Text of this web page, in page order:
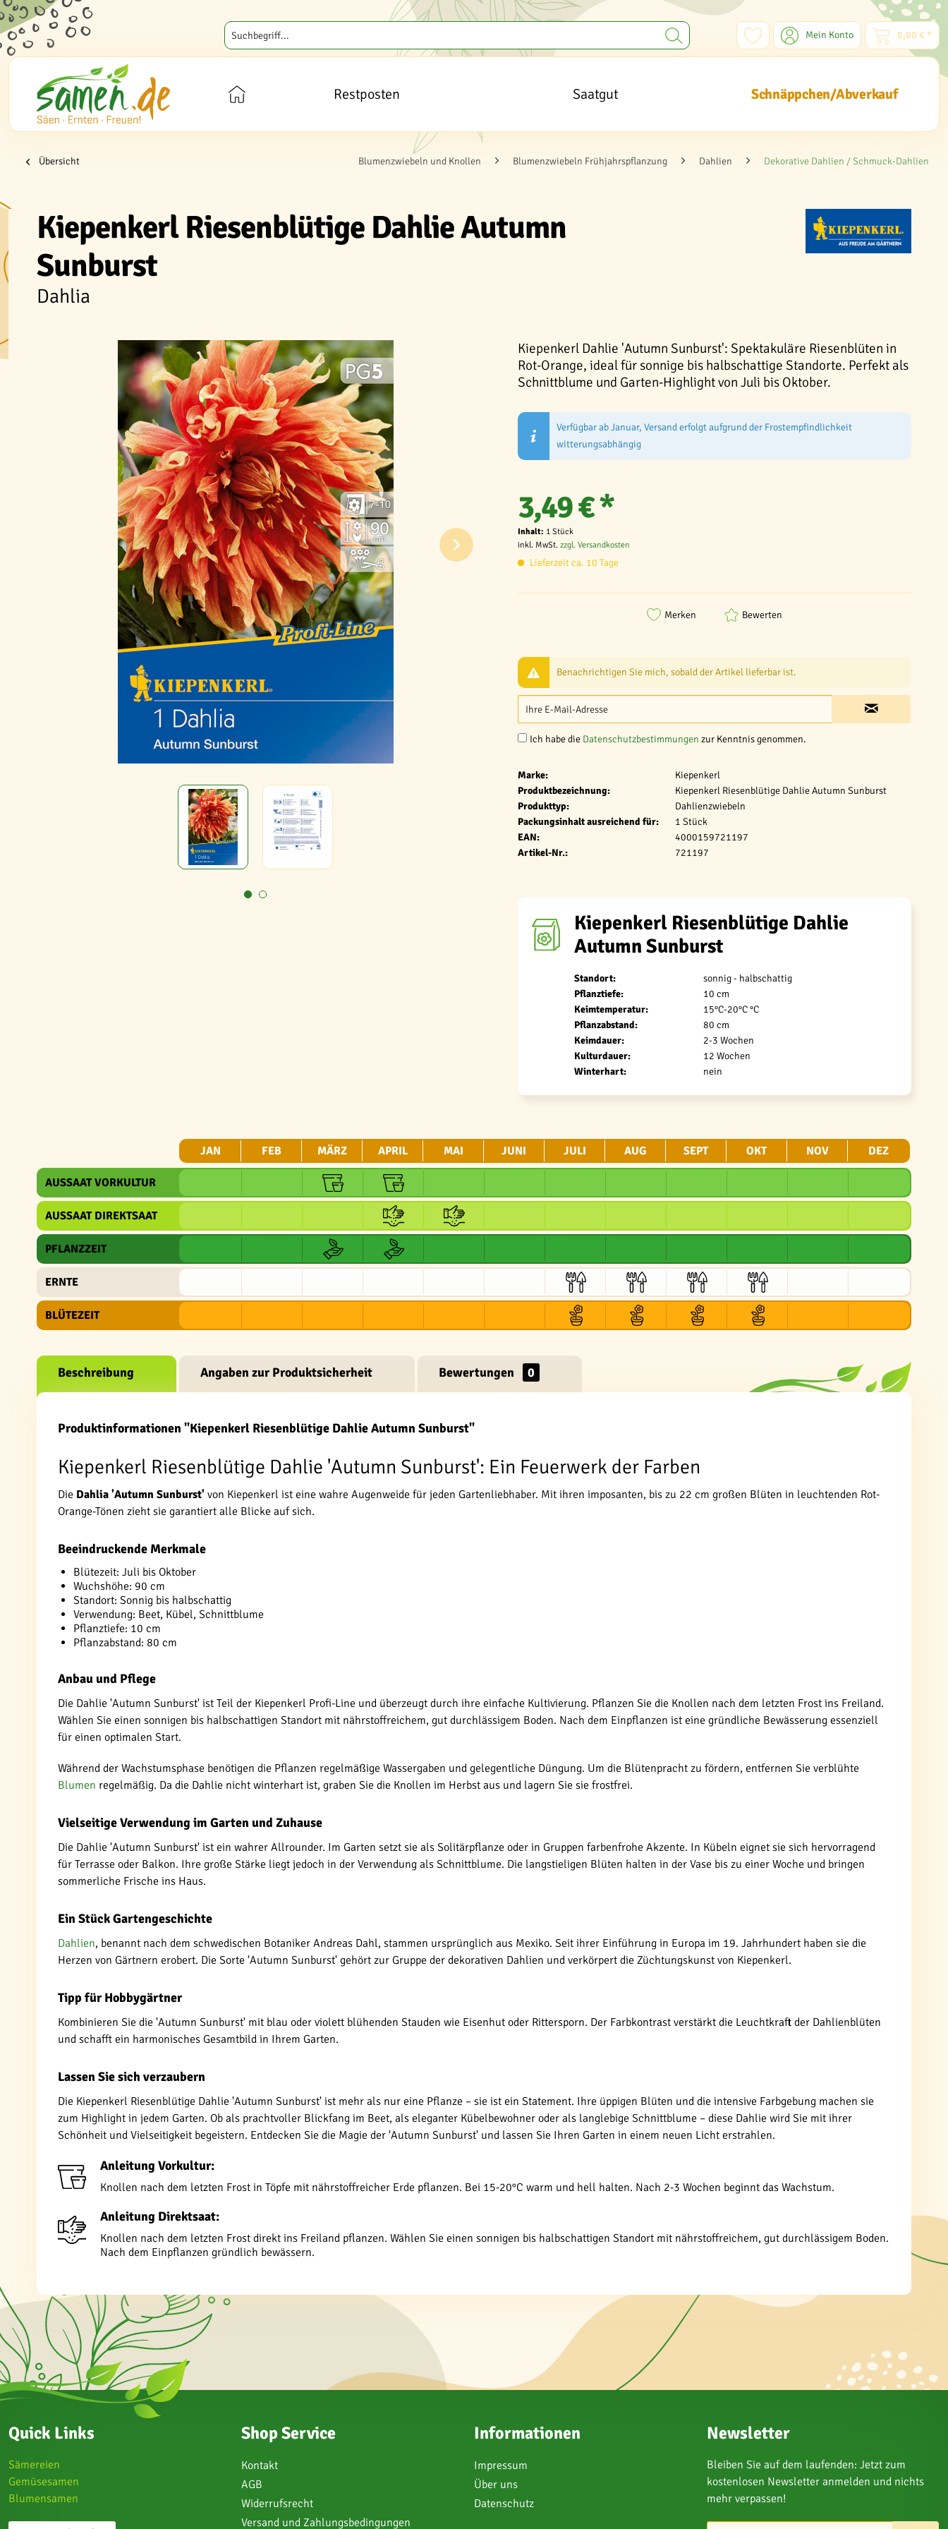
Mein Konto 0,00 € *
Restposten Saatgut Schnäppchen/Abverkauf
Übersicht Blumenzwiebeln und Knollen Blumenzwiebeln Frühjahrspflanzung Dahlien Dekorative Dahlien / Schmuck-Dahlien
Kiepenkerl Riesenblütige Dahlie Autumn
Sunburst
Dahlia
Kiepenkerl Dahlie 'Autumn Sunburst': Spektakuläre Riesenblüten in
Rot-Orange, ideal für sonnige bis halbschattige Standorte. Perfekt als
Schnittblume und Garten-Highlight von Juli bis Oktober.
Verfügbar ab Januar, Versand erfolgt aufgrund der Frostempfindlichkeit
witterungsabhängig
Benachrichtigen Sie mich, sobald der Artikel lieferbar ist.
Ich habe die Datenschutzbestimmungen zur Kenntnis genommen.
Marke:
Kiepenkerl
Produktbezeichnung:
Kiepenkerl Riesenblütige Dahlie Autumn Sunburst
Produkttyp:
Dahlienzwiebeln
Packungsinhalt ausreichend für:
1 Stück
EAN:
4000159721197
Artikel-Nr.:
721197
3,49 € *
Inhalt: 1 Stück
inkl. MwSt. zzgl. Versandkosten
Lieferzeit ca. 10 Tage
Merken Bewerten
Kiepenkerl Riesenblütige Dahlie
Autumn Sunburst
Standort:
sonnig - halbschattig
Pflanztiefe:
10 cm
Keimtemperatur:
15°C-20°C °C
Pflanzabstand:
80 cm
Keimdauer:
2-3 Wochen
Kulturdauer:
12 Wochen
Winterhart:
nein
JAN FEB MÄRZ APRIL MAI JUNI JULI AUG SEPT OKT NOV DEZ
AUSSAAT VORKULTUR
AUSSAAT DIREKTSAAT
PFLANZZEIT
ERNTE
BLÜTEZEIT
Beschreibung Angaben zur Produktsicherheit Bewertungen 0
Produktinformationen "Kiepenkerl Riesenblütige Dahlie Autumn Sunburst"
Kiepenkerl Riesenblütige Dahlie 'Autumn Sunburst': Ein Feuerwerk der Farben
Die Dahlia 'Autumn Sunburst' von Kiepenkerl ist eine wahre Augenweide für jeden Gartenliebhaber. Mit ihren imposanten, bis zu 22 cm großen Blüten in leuchtenden Rot-
Orange-Tönen zieht sie garantiert alle Blicke auf sich.
Beeindruckende Merkmale
Blütezeit: Juli bis Oktober
Wuchshöhe: 90 cm
Standort: Sonnig bis halbschattig
Verwendung: Beet, Kübel, Schnittblume
Pflanztiefe: 10 cm
Pflanzabstand: 80 cm
Anbau und Pflege
Die Dahlie 'Autumn Sunburst' ist Teil der Kiepenkerl Profi-Line und überzeugt durch ihre einfache Kultivierung. Pflanzen Sie die Knollen nach dem letzten Frost ins Freiland.
Wählen Sie einen sonnigen bis halbschattigen Standort mit nährstoffreichem, gut durchlässigem Boden. Nach dem Einpflanzen ist eine gründliche Bewässerung essenziell
für einen optimalen Start.
Während der Wachstumsphase benötigen die Pflanzen regelmäßige Wassergaben und gelegentliche Düngung. Um die Blütenpracht zu fördern, entfernen Sie verblühte
Blumen regelmäßig. Da die Dahlie nicht winterhart ist, graben Sie die Knollen im Herbst aus und lagern Sie sie frostfrei.
Vielseitige Verwendung im Garten und Zuhause
Die Dahlie 'Autumn Sunburst' ist ein wahrer Allrounder. Im Garten setzt sie als Solitärpflanze oder in Gruppen farbenfrohe Akzente. In Kübeln eignet sie sich hervorragend
für Terrasse oder Balkon. Ihre große Stärke liegt jedoch in der Verwendung als Schnittblume. Die langstieligen Blüten halten in der Vase bis zu einer Woche und bringen
sommerliche Frische ins Haus.
Ein Stück Gartengeschichte
Dahlien, benannt nach dem schwedischen Botaniker Andreas Dahl, stammen ursprünglich aus Mexiko. Seit ihrer Einführung in Europa im 19. Jahrhundert haben sie die
Herzen von Gärtnern erobert. Die Sorte 'Autumn Sunburst' gehört zur Gruppe der dekorativen Dahlien und verkörpert die Züchtungskunst von Kiepenkerl.
Tipp für Hobbygärtner
Kombinieren Sie die 'Autumn Sunburst' mit blau oder violett blühenden Stauden wie Eisenhut oder Rittersporn. Der Farbkontrast verstärkt die Leuchtkraft der Dahlienblüten
und schafft ein harmonisches Gesamtbild in Ihrem Garten.
Lassen Sie sich verzaubern
Die Kiepenkerl Riesenblütige Dahlie 'Autumn Sunburst' ist mehr als nur eine Pflanze – sie ist ein Statement. Ihre üppigen Blüten und die intensive Farbgebung machen sie
zum Highlight in jedem Garten. Ob als prachtvoller Blickfang im Beet, als eleganter Kübelbewohner oder als langlebige Schnittblume – diese Dahlie wird Sie mit ihrer
Schönheit und Vielseitigkeit begeistern. Entdecken Sie die Magie der 'Autumn Sunburst' und lassen Sie Ihren Garten in einem neuen Licht erstrahlen.
Anleitung Vorkultur:
Knollen nach dem letzten Frost in Töpfe mit nährstoffreicher Erde pflanzen. Bei 15-20°C warm und hell halten. Nach 2-3 Wochen beginnt das Wachstum.
Anleitung Direktsaat:
Knollen nach dem letzten Frost direkt ins Freiland pflanzen. Wählen Sie einen sonnigen bis halbschattigen Standort mit nährstoffreichem, gut durchlässigem Boden.
Nach dem Einpflanzen gründlich bewässern.
Quick Links
Sämereien
Gemüsesamen
Blumensamen
Shop Service
Kontakt
AGB
Widerrufsrecht
Versand und Zahlungsbedingungen
Informationen
Impressum
Über uns
Datenschutz
Newsletter
Bleiben Sie auf dem laufenden: Jetzt zum
kostenlosen Newsletter anmelden und nichts
mehr verpassen!